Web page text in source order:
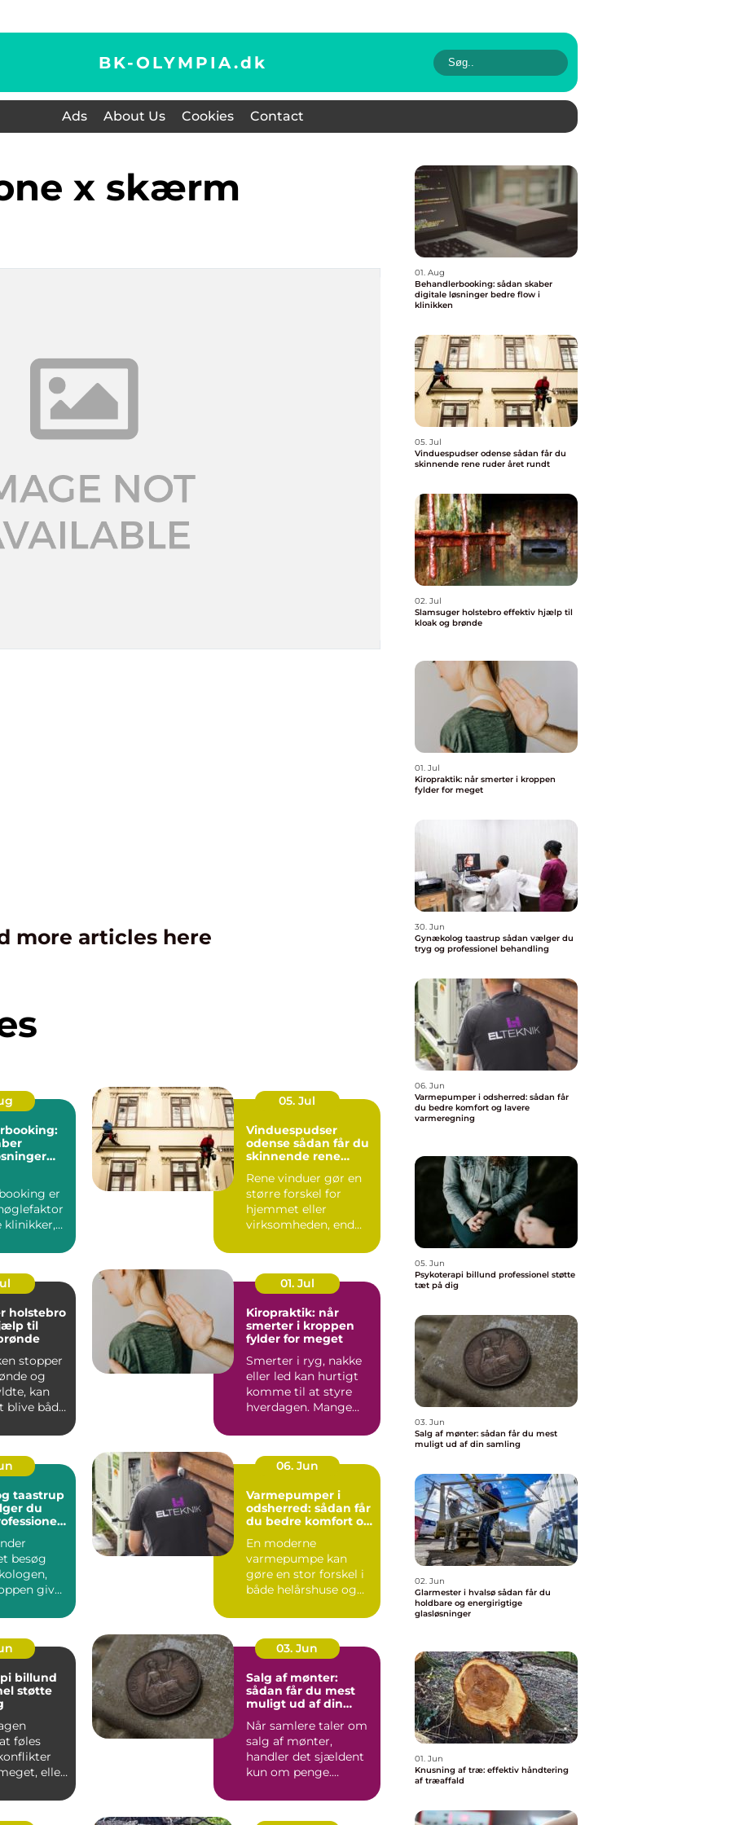
BK-OLYMPIA.dk
Ads About Us Cookies Contact
x skærm
more articles here
er
klinikker,
05. Jul
Vinduespudser
odense sådan får du
skinnende rene
Rene vinduer gør en
større forskel for
hjemmet eller
virksomheden, end
Lysindfaldet bliv...
holstebro
til
stopper
og
kan
blive både
01. Jul
Kiropraktik: når
smerter i kroppen
fylder for meget
Smerter i ryg, nakke
eller led kan hurtigt
komme til at styre
hverdagen. Mange
taastrup
du
besøg
giver
06. Jun
Varmepumper i
odsherred: sådan får
du bedre komfort og
En moderne
varmepumpe kan
gøre en stor forskel i
både helårshuse og
Odsherred. Mange
væ...
billund
støtte
føles
eller
03. Jun
Salg af mønter:
sådan får du mest
muligt ud af din
Når samlere taler om
salg af mønter,
handler det sjældent
kun om penge.
historie, hånd...
01. Aug
Behandlerbooking: sådan skaber
digitale løsninger bedre flow i
klinikken
05. Jul
Vinduespudser odense sådan får du
skinnende rene ruder året rundt
02. Jul
Slamsuger holstebro effektiv hjælp til
kloak og brønde
01. Jul
Kiropraktik: når smerter i kroppen
fylder for meget
30. Jun
Gynækolog taastrup sådan vælger du
tryg og professionel behandling
06. Jun
Varmepumper i odsherred: sådan får
du bedre komfort og lavere
varmeregning
05. Jun
Psykoterapi billund professionel støtte
tæt på dig
03. Jun
Salg af mønter: sådan får du mest
muligt ud af din samling
02. Jun
Glarmester i hvalsø sådan får du
holdbare og energirigtige
glasløsninger
01. Jun
Knusning af træ: effektiv håndtering
af træaffald